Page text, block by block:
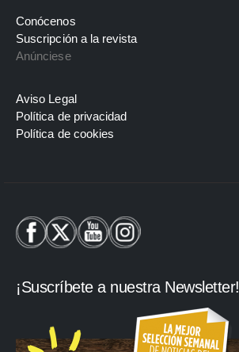
Conócenos
Suscripción a la revista
Anúnciese
Aviso Legal
Política de privacidad
Política de cookies
¡Suscríbete a nuestra Newsletter!